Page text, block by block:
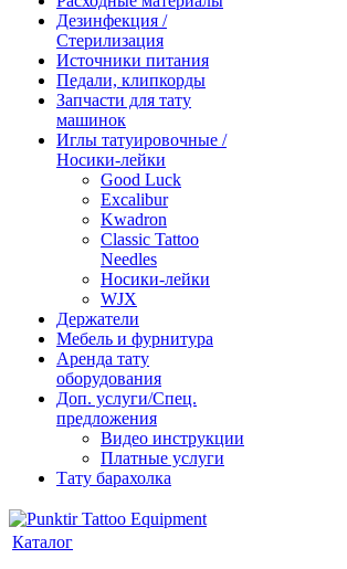
Дезинфекция /
Стерилизация
Источники питания
Педали, клипкорды
Запчасти для тату
машинок
Иглы татуировочные /
Носики-лейки
Good Luck
Excalibur
Kwadron
Classic Tattoo
Needles
Носики-лейки
WJX
Держатели
Мебель и фурнитура
Аренда тату
оборудования
Доп. услуги/Спец.
предложения
Видео инструкции
Платные услуги
Тату барахолка
Каталог